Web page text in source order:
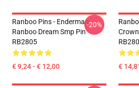
Ranboo Pins - Enderman
Ranboo Dream Smp Pin
RB2805
€ 9,24 - € 12,00
-20%
€